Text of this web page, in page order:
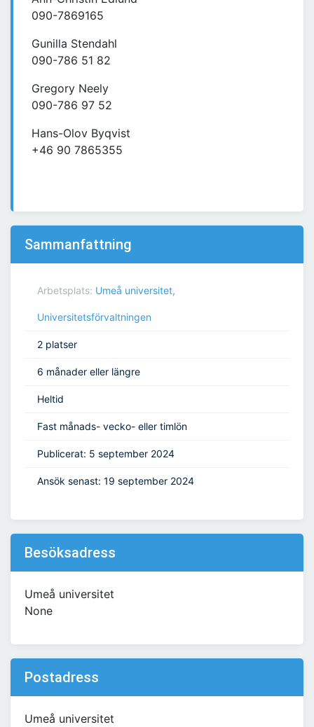
090-7869165
Gunilla Stendahl
090-786 51 82
Gregory Neely
090-786 97 52
Hans-Olov Byqvist
+46 90 7865355
Sammanfattning
Arbetsplats: Umeå universitet,
Universitetsförvaltningen
2 platser
6 månader eller längre
Heltid
Fast månads- vecko- eller timlön
Publicerat: 5 september 2024
Ansök senast: 19 september 2024
Besöksadress
Umeå universitet
None
Postadress
Umeå universitet